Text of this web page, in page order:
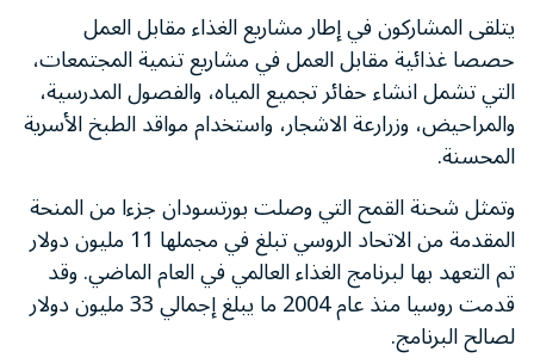
يتلقى المشاركون في إطار مشاريع الغذاء مقابل العمل
حصصا غذائية مقابل العمل في مشاريع تنمية المجتمعات،
التي تشمل انشاء حفائر تجميع المياه، والفصول المدرسية،
والمراحيض، وزرارعة الاشجار، واستخدام مواقد الطبخ الأسرية
المحسنة.
وتمثل شحنة القمح التي وصلت بورتسودان جزءا من المنحة
المقدمة من الاتحاد الروسي تبلغ في مجملها 11 مليون دولار
تم التعهد بها لبرنامج الغذاء العالمي في العام الماضي. وقد
قدمت روسيا منذ عام 2004 ما يبلغ إجمالي 33 مليون دولار
لصالح البرنامج.